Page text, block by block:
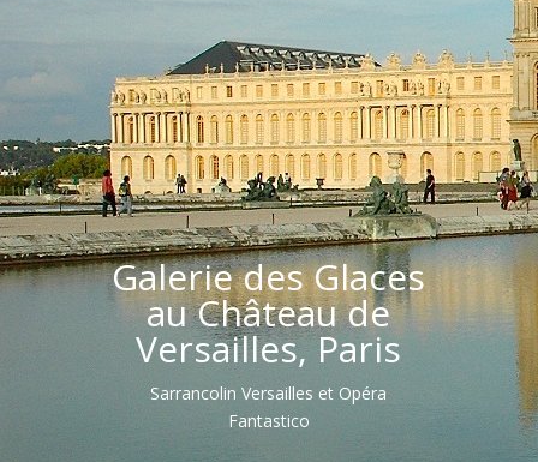
Galerie des Glaces
au Château de
Versailles, Paris
Sarrancolin Versailles et Opéra
Fantastico